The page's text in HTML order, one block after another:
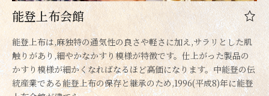
能登上布会館
能登上布は,麻独特の通気性の良さや軽さに加え,サラリとした肌
触りがあり,細やかなかすり模様が特徴です。仕上がった製品の
かすり模様が細かくなればなるほど高価になります。中能登の伝
統産業である能登上布の保存と継承のため,1996(平成8)年に能登